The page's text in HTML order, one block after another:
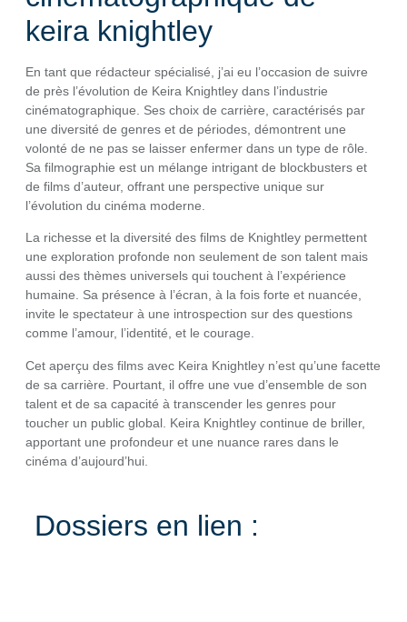
keira knightley
En tant que rédacteur spécialisé, j’ai eu l’occasion de suivre
de près l’évolution de Keira Knightley dans l’industrie
cinématographique. Ses choix de carrière, caractérisés par
une diversité de genres et de périodes, démontrent une
volonté de ne pas se laisser enfermer dans un type de rôle.
Sa filmographie est un mélange intrigant de blockbusters et
de films d’auteur, offrant une perspective unique sur
l’évolution du cinéma moderne.
La richesse et la diversité des films de Knightley permettent
une exploration profonde non seulement de son talent mais
aussi des thèmes universels qui touchent à l’expérience
humaine. Sa présence à l’écran, à la fois forte et nuancée,
invite le spectateur à une introspection sur des questions
comme l’amour, l’identité, et le courage.
Cet aperçu des films avec Keira Knightley n’est qu’une facette
de sa carrière. Pourtant, il offre une vue d’ensemble de son
talent et de sa capacité à transcender les genres pour
toucher un public global. Keira Knightley continue de briller,
apportant une profondeur et une nuance rares dans le
cinéma d’aujourd’hui.
Dossiers en lien :